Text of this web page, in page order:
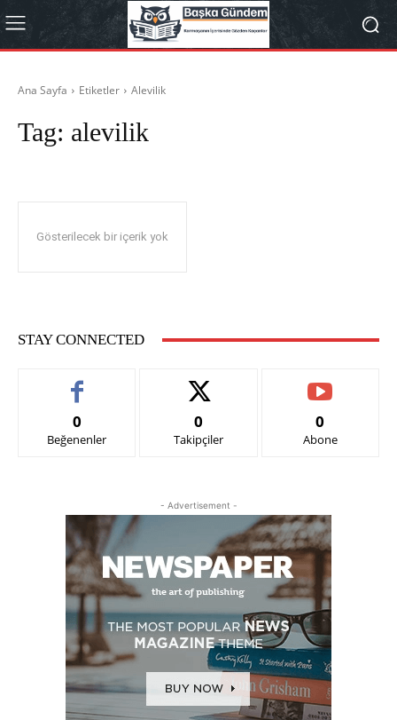
Ana Sayfa Etiketler Alevilik
Tag: alevilik
Gösterilecek bir içerik yok
STAY CONNECTED
0
Beğenenler
0
Takipçiler
0
Abone
- Advertisement -